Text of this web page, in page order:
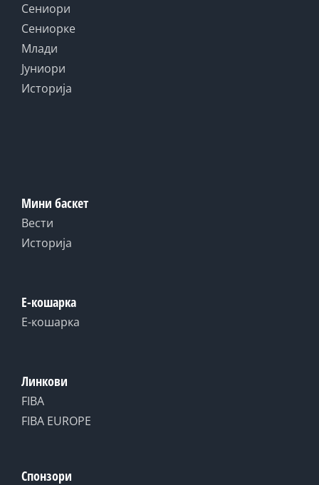
Сениори
Сениорке
Млади
Јуниори
Историја
Мини баскет
Вести
Историја
Е-кошарка
Е-кошарка
Линкови
FIBA
FIBA EUROPE
Спонзори